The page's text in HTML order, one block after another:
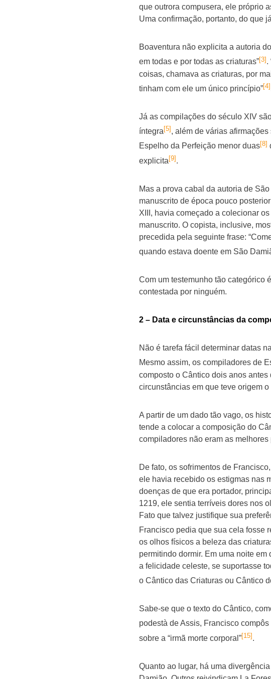
que outrora compusera, ele próprio
Uma confirmação, portanto, do que
Boaventura não explicita a autoria
em todas e por todas as criaturas”[3].
coisas, chamava as criaturas, por
tinham com ele um único princípio”[4]
Já as compilações do século XIV
íntegra[5] , além de várias
Espelho da Perfeição menor duas[8]
explicita [9] .
Mas a prova cabal da autoria de
manuscrito de época pouco
XIII, havia começado a colecionar
manuscrito. O copista, inclusive,
precedida pela seguinte frase:
quando estava doente em São
Com um testemunho tão categórico
contestada por ninguém.
2 – Data e circunstâncias da
Não é tarefa fácil determinar datas
Mesmo assim, os compiladores de
composto o Cântico dois anos
circunstâncias em que teve origem
A partir de um dado tão vago, os
tende a colocar a composição do
compiladores não eram as
De fato, os sofrimentos de
ele havia recebido os estigmas nas
doenças de que era portador,
1219, ele sentia terríveis dores nos
Fato que talvez justifique sua
Francisco pedia que sua cela fosse
os olhos físicos a beleza das
permitindo dormir. Em uma noite
a felicidade celeste, se suportasse
o Cântico das Criaturas ou Cântico
Sabe-se que o texto do Cântico,
podestà de Assis, Francisco
sobre a “irmã morte corporal”[15].
Quanto ao lugar, há uma